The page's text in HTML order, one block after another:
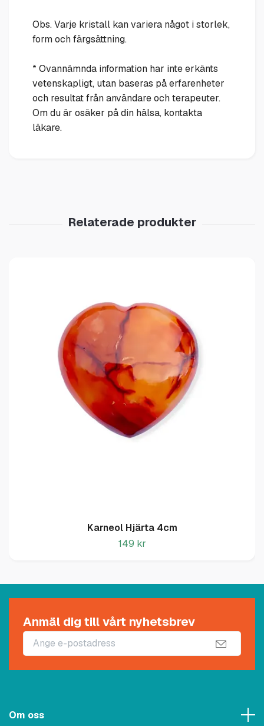
Obs. Varje kristall kan variera något i storlek,
form och färgsättning.
* Ovannämnda information har inte erkänts
vetenskapligt, utan baseras på erfarenheter
och resultat från användare och terapeuter.
Om du är osäker på din hälsa, kontakta
läkare.
Karneol Hjärta 4cm
149 kr
Anmäl dig till vårt nyhetsbrev
Om oss